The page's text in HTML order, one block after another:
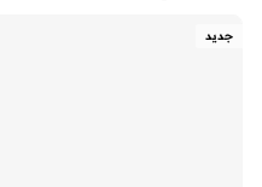
جديد